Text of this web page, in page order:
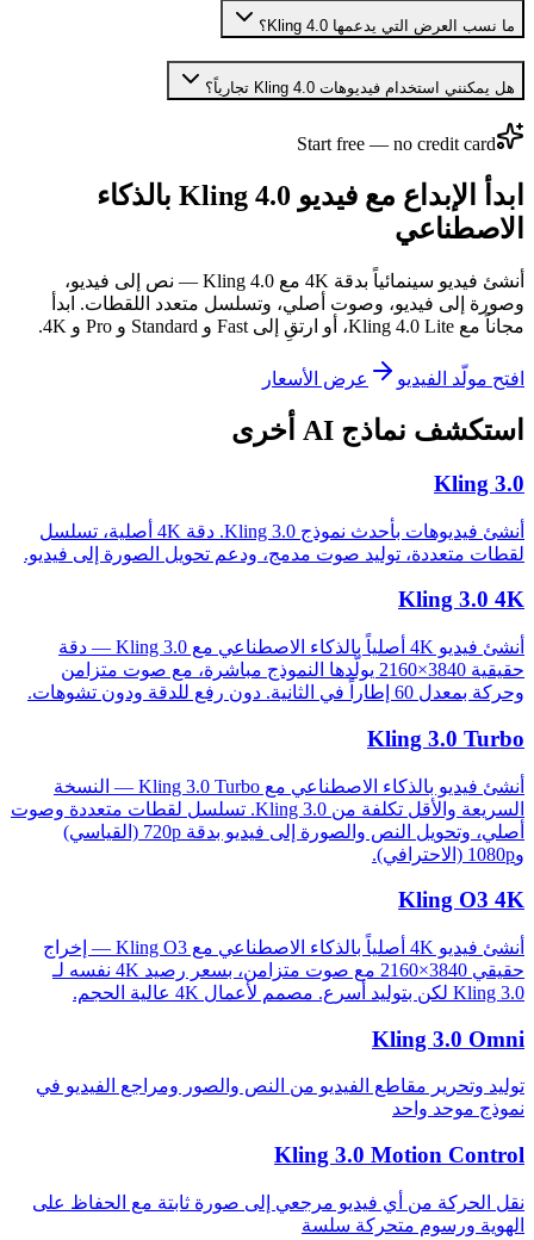
ما نسب العرض التي يدعمها Kling 4.0؟
هل يمكنني استخدام فيديوهات Kling 4.0 تجارياً؟
Start free — no credit card
ابدأ الإبداع مع فيديو Kling 4.0 بالذكاء
الاصطناعي
أنشئ فيديو سينمائياً بدقة 4K مع Kling 4.0 — نص إلى فيديو،
وصورة إلى فيديو، وصوت أصلي، وتسلسل متعدد اللقطات. ابدأ
مجاناً مع Kling 4.0 Lite، أو ارتقِ إلى Fast و Standard و Pro و 4K.
افتح مولّد الفيديو عرض الأسعار
استكشف نماذج AI أخرى
Kling 3.0
أنشئ فيديوهات بأحدث نموذج Kling 3.0. دقة 4K أصلية، تسلسل
لقطات متعددة، توليد صوت مدمج، ودعم تحويل الصورة إلى فيديو.
Kling 3.0 4K
أنشئ فيديو 4K أصلياً بالذكاء الاصطناعي مع Kling 3.0 — دقة
حقيقية 3840×2160 يولّدها النموذج مباشرة، مع صوت متزامن
وحركة بمعدل 60 إطاراً في الثانية. دون رفع للدقة ودون تشوهات.
Kling 3.0 Turbo
أنشئ فيديو بالذكاء الاصطناعي مع Kling 3.0 Turbo — النسخة
السريعة والأقل تكلفة من Kling 3.0. تسلسل لقطات متعددة وصوت
أصلي، وتحويل النص والصورة إلى فيديو بدقة 720p (القياسي)
و1080p (الاحترافي).
Kling O3 4K
أنشئ فيديو 4K أصلياً بالذكاء الاصطناعي مع Kling O3 — إخراج
حقيقي 3840×2160 مع صوت متزامن، بسعر رصيد 4K نفسه لـ
Kling 3.0 لكن بتوليد أسرع. مصمم لأعمال 4K عالية الحجم.
Kling 3.0 Omni
توليد وتحرير مقاطع الفيديو من النص والصور ومراجع الفيديو في
نموذج موحد واحد
Kling 3.0 Motion Control
نقل الحركة من أي فيديو مرجعي إلى صورة ثابتة مع الحفاظ على
الهوية ورسوم متحركة سلسة